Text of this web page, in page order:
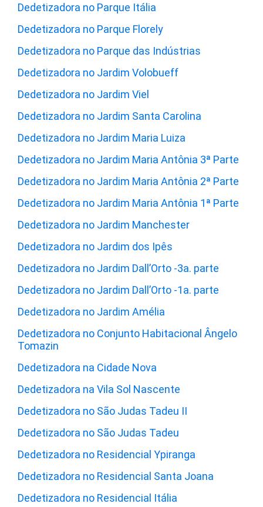
Dedetizadora no Parque Itália
Dedetizadora no Parque Florely
Dedetizadora no Parque das Indústrias
Dedetizadora no Jardim Volobueff
Dedetizadora no Jardim Viel
Dedetizadora no Jardim Santa Carolina
Dedetizadora no Jardim Maria Luiza
Dedetizadora no Jardim Maria Antônia 3ª Parte
Dedetizadora no Jardim Maria Antônia 2ª Parte
Dedetizadora no Jardim Maria Antônia 1ª Parte
Dedetizadora no Jardim Manchester
Dedetizadora no Jardim dos Ipês
Dedetizadora no Jardim Dall’Orto -3a. parte
Dedetizadora no Jardim Dall’Orto -1a. parte
Dedetizadora no Jardim Amélia
Dedetizadora no Conjunto Habitacional Ângelo
Tomazin
Dedetizadora na Cidade Nova
Dedetizadora na Vila Sol Nascente
Dedetizadora no São Judas Tadeu II
Dedetizadora no São Judas Tadeu
Dedetizadora no Residencial Ypiranga
Dedetizadora no Residencial Santa Joana
Dedetizadora no Residencial Itália